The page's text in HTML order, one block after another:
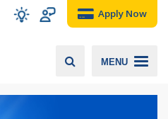
Apply Now
MENU